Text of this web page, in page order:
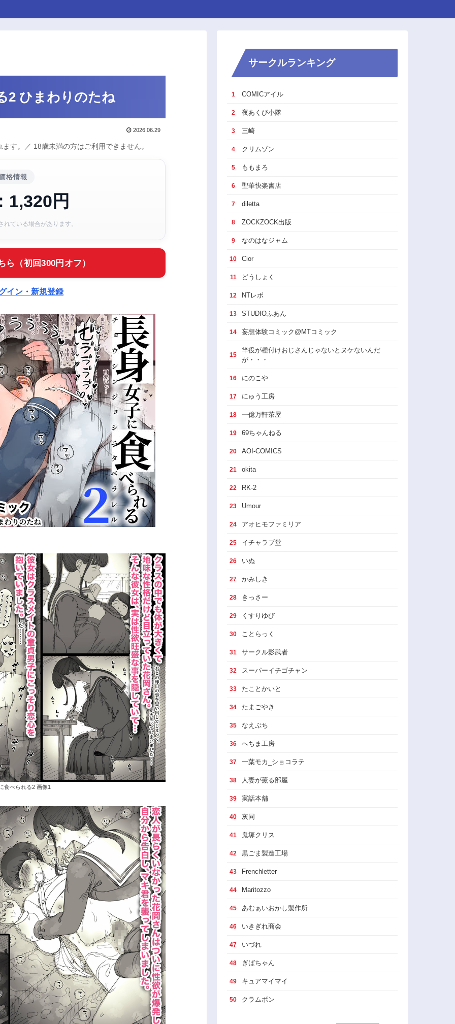
2 ひまわりのたね
2026.06.29
す。／ 18歳未満の方はご利用できません。
格情報
1,320円
ている場合があります。
ら（初回300円オフ）
イン・新規登録
食べられる2 画像1
サークルランキング
1 COMICアイル
2 夜あくび小隊
3 三崎
4 クリムゾン
5 ももまろ
6 聖華快楽書店
7 diletta
8 ZOCKZOCK出版
9 なのはなジャム
10 Cior
11 どうしょく
12 NTレボ
13 STUDIOふあん
14 妄想体験コミック@MTコミック
15
竿役が種付けおじさんじゃないとヌケないんだ
が・・・
16 にのこや
17 にゅう工房
18 一億万軒茶屋
19 69ちゃんねる
20 AOI-COMICS
21 okita
22 RK-2
23 Umour
24 アオヒモファミリア
25 イチャラブ堂
26 いぬ
27 かみしき
28 きっさー
29 くすりゆび
30 ことらっく
31 サークル影武者
32 スーパーイチゴチャン
33 たことかいと
34 たまごやき
35 なえぷち
36 へちま工房
37 一葉モカ_ショコラテ
38 人妻が薫る部屋
39 実話本舗
40 灰同
41 鬼塚クリス
42 黒ごま製造工場
43 Frenchletter
44 Maritozzo
45 あむぁいおかし製作所
46 いきぎれ商会
47 いづれ
48 ぎばちゃん
49 キュアマイマイ
50 クラムボン